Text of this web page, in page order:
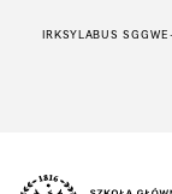
IRKSYLABUS SGGW